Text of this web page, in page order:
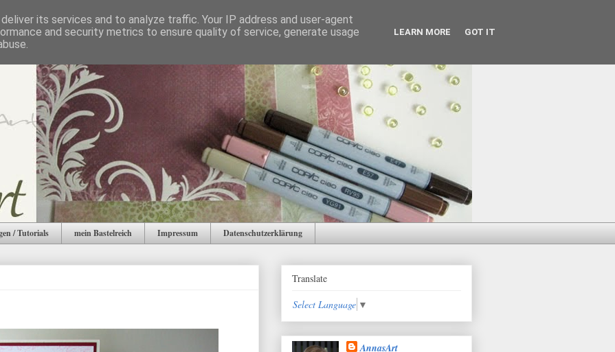
/ Tutorials mein Bastelreich Impressum Datenschutzerklärung
Translate
Select Language ▼
AnnasArt
its services and to analyze traffic. Your IP address and user-agent
and security metrics to ensure quality of service, generate usage
LEARN MORE GOT IT